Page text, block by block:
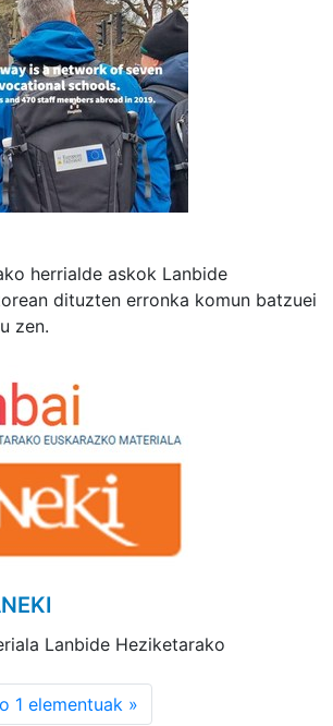
herrialde askok Lanbide
dituzten erronka komun batzuei
zen.
Lanbide Heziketarako
1 elementuak »